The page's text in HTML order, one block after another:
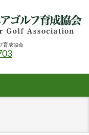
育成協会